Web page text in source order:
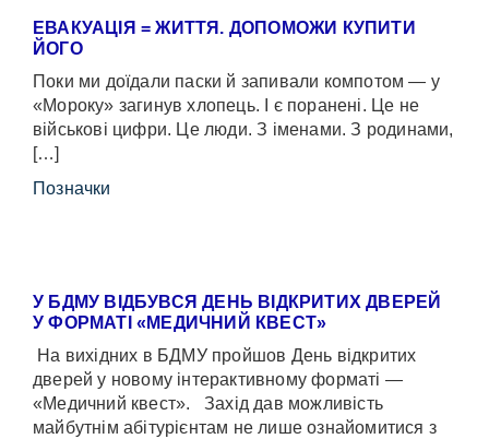
ЕВАКУАЦІЯ = ЖИТТЯ. ДОПОМОЖИ КУПИТИ
ЙОГО
Поки ми доїдали паски й запивали компотом — у
«Мороку» загинув хлопець. І є поранені. Це не
військові цифри. Це люди. З іменами. З родинами,
[…]
Позначки
У БДМУ ВІДБУВСЯ ДЕНЬ ВІДКРИТИХ ДВЕРЕЙ
У ФОРМАТІ «МЕДИЧНИЙ КВЕСТ»
На вихідних в БДМУ пройшов День відкритих
дверей у новому інтерактивному форматі —
«Медичний квест». Захід дав можливість
майбутнім абітурієнтам не лише ознайомитися з